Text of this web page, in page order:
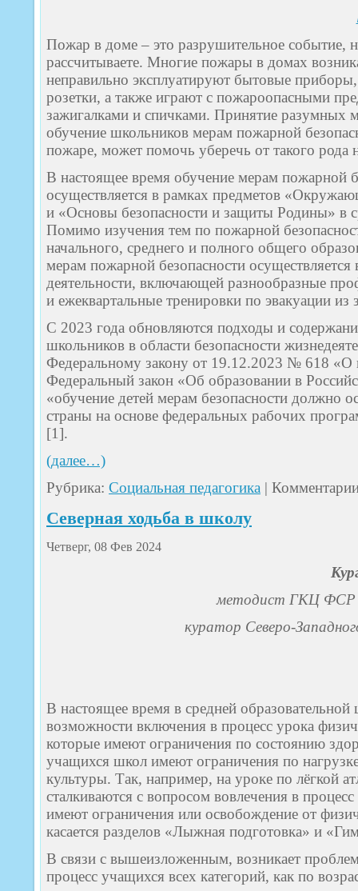
Пожар в доме – это разрушительное событие,
рассчитываете. Многие пожары в домах
неправильно эксплуатируют бытовые
розетки, а также играют с пожароопасными
зажигалками и спичками. Принятие разумных
обучение школьников мерам пожарной
пожаре, может помочь уберечь от такого рода
В настоящее время обучение мерам пожарной
осуществляется в рамках предметов
и «Основы безопасности и защиты Родины» в
Помимо изучения тем по пожарной
начального, среднего и полного общего
мерам пожарной безопасности осуществляется
деятельности, включающей разнообразные
и ежеквартальные тренировки по эвакуации
С 2023 года обновляются подходы и
школьников в области безопасности
Федеральному закону от 19.12.2023 № 618 «О
Федеральный закон «Об образовании в
«обучение детей мерам безопасности должно
страны на основе федеральных рабочих
[1].
(далее…)
Рубрика: Социальная педагогика |
Северная ходьба в школу
Четверг, 08 Фев 2024
методист ГКЦ ФСР
куратор Северо-
В настоящее время в средней
возможности включения в процесс урока
которые имеют ограничения по состоянию
учащихся школ имеют ограничения по
культуры. Так, например, на уроке по лёгкой
сталкиваются с вопросом вовлечения в
имеют ограничения или освобождение от
касается разделов «Лыжная подготовка» и
В связи с вышеизложенным, возникает
процесс учащихся всех категорий, как по